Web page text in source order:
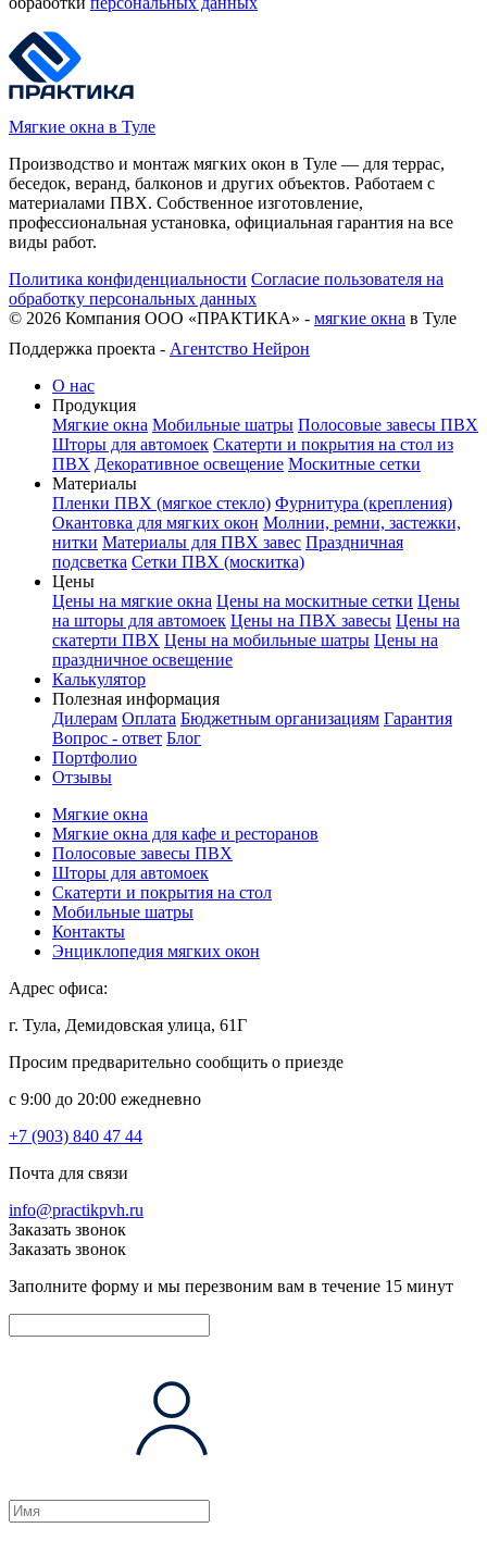
Мягкие окна в Туле
Производство и монтаж мягких окон в Туле — для террас,
беседок, веранд, балконов и других объектов. Работаем с
материалами ПВХ. Собственное изготовление,
профессиональная установка, официальная гарантия на все
виды работ.
Политика конфиденциальности Согласие пользователя на
обработку персональных данных
© 2026 Компания ООО «ПРАКТИКА» - мягкие окна в Туле
Поддержка проекта - Агентство Нейрон
О нас
Продукция
Мягкие окна Мобильные шатры Полосовые завесы ПВХ
Шторы для автомоек Скатерти и покрытия на стол из
ПВХ Декоративное освещение Москитные сетки
Материалы
Пленки ПВХ (мягкое стекло) Фурнитура (крепления)
Окантовка для мягких окон Молнии, ремни, застежки,
нитки Материалы для ПВХ завес Праздничная
подсветка Сетки ПВХ (москитка)
Цены
Цены на мягкие окна Цены на москитные сетки Цены
на шторы для автомоек Цены на ПВХ завесы Цены на
скатерти ПВХ Цены на мобильные шатры Цены на
праздничное освещение
Калькулятор
Полезная информация
Дилерам Оплата Бюджетным организациям Гарантия
Вопрос - ответ Блог
Портфолио
Отзывы
Мягкие окна
Мягкие окна для кафе и ресторанов
Полосовые завесы ПВХ
Шторы для автомоек
Скатерти и покрытия на стол
Мобильные шатры
Контакты
Энциклопедия мягких окон
Адрес офиса:
г. Тула, Демидовская улица, 61Г
Просим предварительно сообщить о приезде
c 9:00 до 20:00 ежедневно
+7 (903) 840 47 44
Почта для связи
info@practikpvh.ru
Заказать звонок
Заказать звонок
Заполните форму и мы перезвоним вам в течение 15 минут